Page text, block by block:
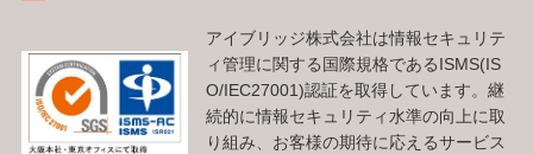
アイブリッジ株式会社は情報セキュリテ
ィ管理に関する国際規格であるISMS(IS
O/IEC27001)認証を取得しています。継
続的に情報セキュリティ水準の向上に取
り組み、お客様の期待に応えるサービス